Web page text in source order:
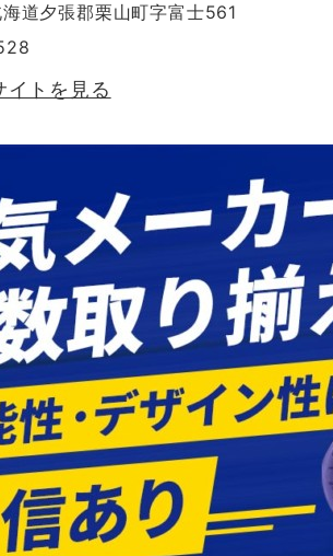
道夕張郡栗山町字富士561
イトを見る